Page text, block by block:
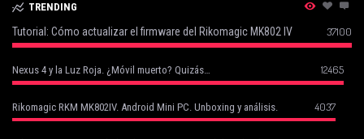
TRENDING
Tutorial: Cómo actualizar el firmware del Rikomagic MK802 IV 37100
Nexus 4 y la Luz Roja. ¿Móvil muerto? Quizás… 12465
Rikomagic RKM MK802IV. Android Mini PC. Unboxing y análisis. 4037